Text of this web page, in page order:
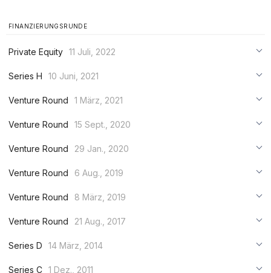
FINANZIERUNGSRUNDE
Private Equity 11 Juli, 2022
***
Series H
10 Juni, 2021
***
Venture Round
1 März, 2021
***
Venture Round
15 Sept., 2020
***
Venture Round
29 Jan., 2020
***
Venture Round
6 Aug., 2019
***
Venture Round
8 März, 2019
***
Venture Round
21 Aug., 2017
***
Series D
14 März, 2014
***
Series C 1 Dez., 2011